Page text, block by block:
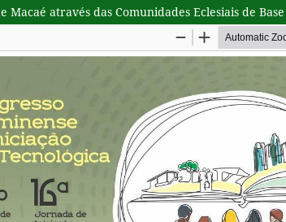
através das Comunidades Eclesiais de